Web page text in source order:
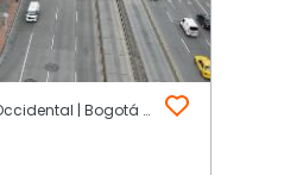
AVENIDA EL DORADO | Occidental | Bogotá D.C.